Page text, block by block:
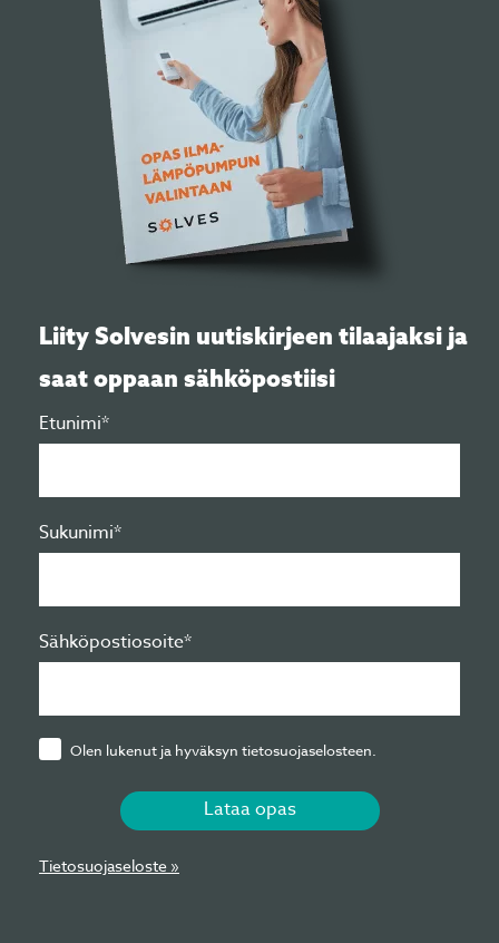
Liity Solvesin uutiskirjeen tilaajaksi ja
saat oppaan sähköpostiisi
Etunimi*
Sukunimi*
Sähköpostiosoite*
Olen lukenut ja hyväksyn tietosuojaselosteen.
Lataa opas
Tietosuojaseloste »